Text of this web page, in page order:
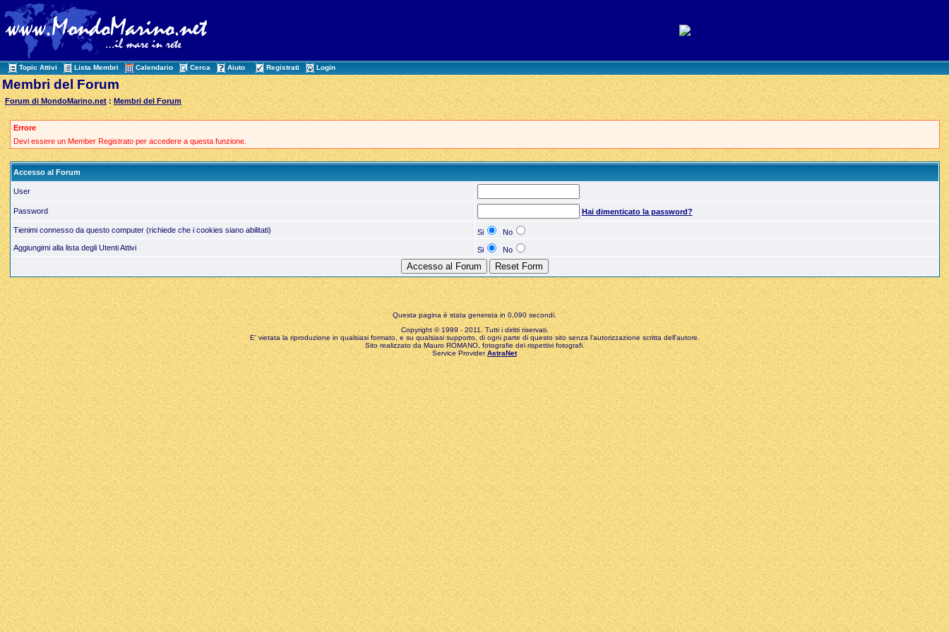
Topic Attivi Lista Membri Calendario Cerca Aiuto Registrati Login
Membri del Forum
Forum di MondoMarino.net :Membri del Forum
Errore
Devi essere un Member Registrato per accedere a questa funzione.
Accesso al Forum
User
Password Hai dimenticato la password?
Tienimi connesso da questo computer (richiede che i cookies siano abilitati) Si
No
Aggiungimi alla lista degli Utenti Attivi
Si No
Questa pagina è stata generata in 0,090 secondi.
Copyright © 1999 - 2011. Tutti i diritti riservati.
E' vietata la riproduzione in qualsiasi formato, e su qualsiasi supporto, di ogni parte di questo sito senza l'autorizzazione scritta dell'autore.
Sito realizzato da Mauro ROMANO, fotografie dei rispettivi fotografi.
Service ProviderAstraNet